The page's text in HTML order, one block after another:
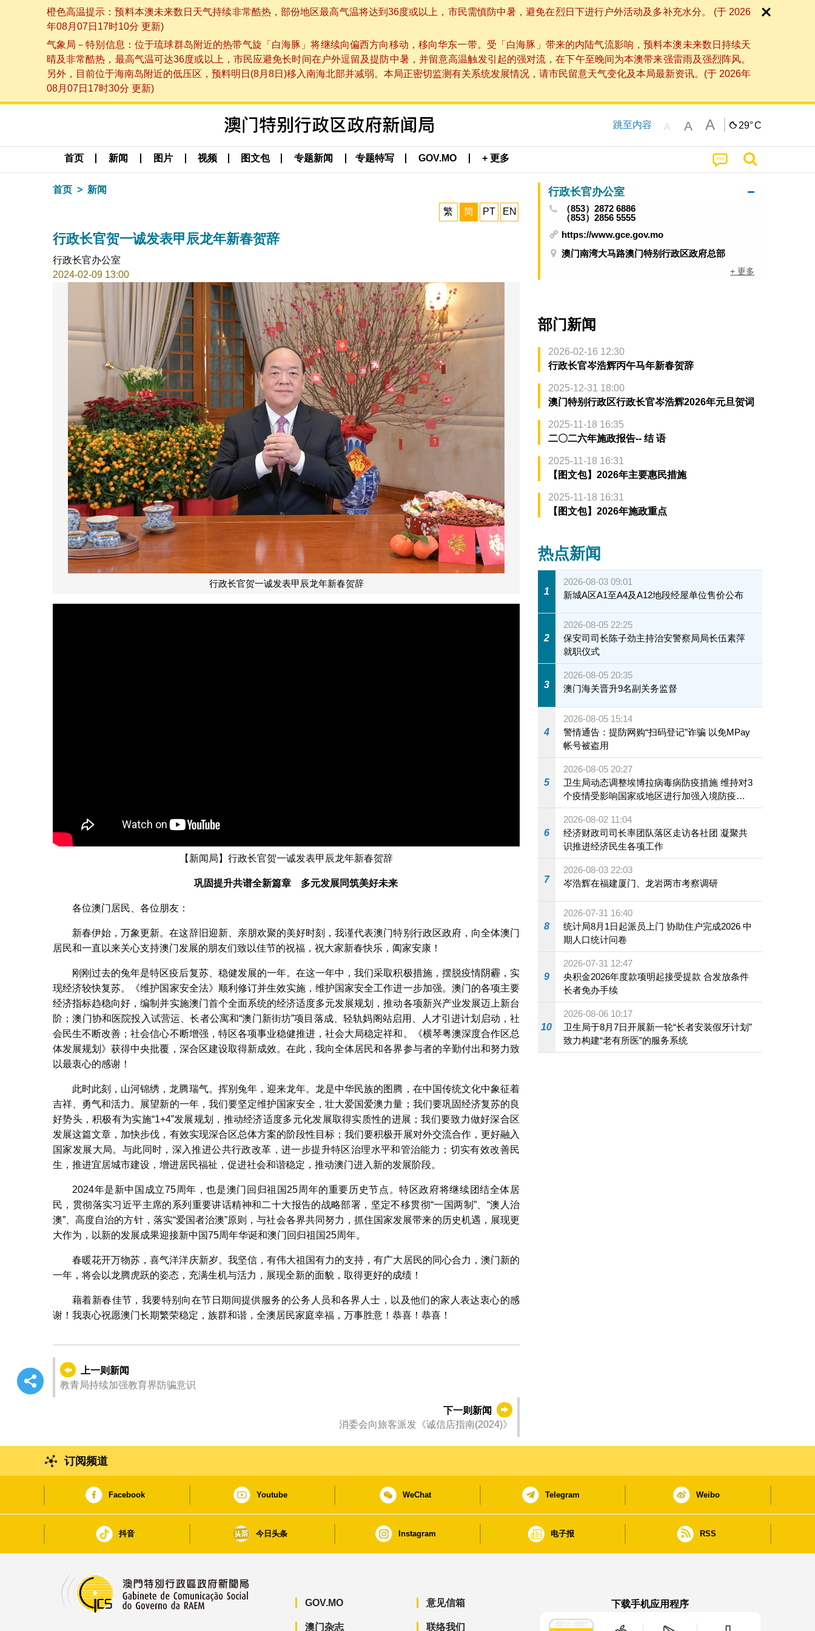
橙色高温提示：预料本澳未来数日天气持续非常酷热，部份地区最高气温将达到36度或以上，市民需慎防中暑，避免在烈日下进行户外活动及多补充水分。 (于 2026
年08月07日17时10分 更新)
气象局－特别信息：位于琉球群岛附近的热带气旋「白海豚」将继续向偏西方向移动，移向华东一带。受「白海豚」带来的内陆气流影响，预料本澳未来数日持续天
晴及非常酷热，最高气温可达36度或以上，市民应避免长时间在户外逗留及提防中暑，并留意高温触发引起的强对流，在下午至晚间为本澳带来强雷雨及强烈阵风。
另外，目前位于海南岛附近的低压区，预料明日(8月8日)移入南海北部并减弱。本局正密切监测有关系统发展情况，请市民留意天气变化及本局最新资讯。(于 2026年
08月07日17时30分 更新)
跳至内容 A A A 29°C
首页 新闻 图片 视频 图文包 专题新闻 专题特写 GOV.MO + 更多
首页 新闻
繁 简 PT EN
行政长官贺一诚发表甲辰龙年新春贺辞
行政长官办公室
2024-02-09 13:00
行政长官贺一诚发表甲辰龙年新春贺辞
【新闻局】行政长官贺一诚发表甲辰龙年新春贺辞
巩固提升共谱全新篇章 多元发展同筑美好未来
各位澳门居民、各位朋友：
新春伊始，万象更新。在这辞旧迎新、亲朋欢聚的美好时刻，我谨代表澳门特别行政区政府，向全体澳门
居民和一直以来关心支持澳门发展的朋友们致以佳节的祝福，祝大家新春快乐，阖家安康！
刚刚过去的兔年是特区疫后复苏、稳健发展的一年。在这一年中，我们采取积极措施，摆脱疫情阴霾，实
现经济较快复苏。《维护国家安全法》顺利修订并生效实施，维护国家安全工作进一步加强。澳门的各项主要
经济指标趋稳向好，编制并实施澳门首个全面系统的经济适度多元发展规划，推动各项新兴产业发展迈上新台
阶；澳门协和医院投入试营运、长者公寓和“澳门新街坊”项目落成、轻轨妈阁站启用、人才引进计划启动，社
会民生不断改善；社会信心不断增强，特区各项事业稳健推进，社会大局稳定祥和。《横琴粤澳深度合作区总
体发展规划》获得中央批覆，深合区建设取得新成效。在此，我向全体居民和各界参与者的辛勤付出和努力致
以最衷心的感谢！
此时此刻，山河锦绣，龙腾瑞气。挥别兔年，迎来龙年。龙是中华民族的图腾，在中国传统文化中象征着
吉祥、勇气和活力。展望新的一年，我们要坚定维护国家安全，壮大爱国爱澳力量；我们要巩固经济复苏的良
好势头，积极有为实施“1+4”发展规划，推动经济适度多元化发展取得实质性的进展；我们要致力做好深合区
发展这篇文章，加快步伐，有效实现深合区总体方案的阶段性目标；我们要积极开展对外交流合作，更好融入
国家发展大局。与此同时，深入推进公共行政改革，进一步提升特区治理水平和管治能力；切实有效改善民
生，推进宜居城市建设，增进居民福祉，促进社会和谐稳定，推动澳门进入新的发展阶段。
2024年是新中国成立75周年，也是澳门回归祖国25周年的重要历史节点。特区政府将继续团结全体居
民，贯彻落实习近平主席的系列重要讲话精神和二十大报告的战略部署，坚定不移贯彻“一国两制”、“澳人治
澳”、高度自治的方针，落实“爱国者治澳”原则，与社会各界共同努力，抓住国家发展带来的历史机遇，展现更
大作为，以新的发展成果迎接新中国75周年华诞和澳门回归祖国25周年。
春暖花开万物苏，喜气洋洋庆新岁。我坚信，有伟大祖国有力的支持，有广大居民的同心合力，澳门新的
一年，将会以龙腾虎跃的姿态，充满生机与活力，展现全新的面貌，取得更好的成绩！
藉着新春佳节，我要特别向在节日期间提供服务的公务人员和各界人士，以及他们的家人表达衷心的感
谢！我衷心祝愿澳门长期繁荣稳定，族群和谐，全澳居民家庭幸福，万事胜意！恭喜！恭喜！
上一则新闻
教青局持续加强教育界防骗意识
下一则新闻
消委会向旅客派发《诚信店指南(2024)》
行政长官办公室
（853）2872 6886
（853）2856 5555
https://www.gce.gov.mo
澳门南湾大马路澳门特别行政区政府总部
+ 更多
部门新闻
2026-02-16 12:30
行政长官岑浩辉丙午马年新春贺辞
2025-12-31 18:00
澳门特别行政区行政长官岑浩辉2026年元旦贺词
2025-11-18 16:35
二〇二六年施政报告-- 结 语
2025-11-18 16:31
【图文包】2026年主要惠民措施
2025-11-18 16:31
【图文包】2026年施政重点
热点新闻
1
2026-08-03 09:01
新城A区A1至A4及A12地段经屋单位售价公布
2
2026-08-05 22:25
保安司司长陈子劲主持治安警察局局长伍素萍
就职仪式
3
2026-08-05 20:35
澳门海关晋升9名副关务监督
4
2026-08-05 15:14
警情通告：提防网购“扫码登记”诈骗 以免MPay
帐号被盗用
5
2026-08-05 20:27
卫生局动态调整埃博拉病毒病防疫措施 维持对3
个疫情受影响国家或地区进行加强入境防疫措
施
6
2026-08-02 11:04
经济财政司司长率团队落区走访各社团 凝聚共
识推进经济民生各项工作
7
2026-08-03 22:03
岑浩辉在福建厦门、龙岩两市考察调研
8
2026-07-31 16:40
统计局8月1日起派员上门 协助住户完成2026 中
期人口统计问卷
9
2026-07-31 12:47
央积金2026年度款项明起接受提款 合发放条件
长者免办手续
10
2026-08-06 10:17
卫生局于8月7日开展新一轮“长者安装假牙计划”
致力构建“老有所医”的服务系统
订阅频道
Facebook Youtube WeChat Telegram Weibo
抖音 今日头条 Instagram 电子报 RSS
GOV.MO
澳门杂志
意见信箱
联络我们
下载手机应用程序